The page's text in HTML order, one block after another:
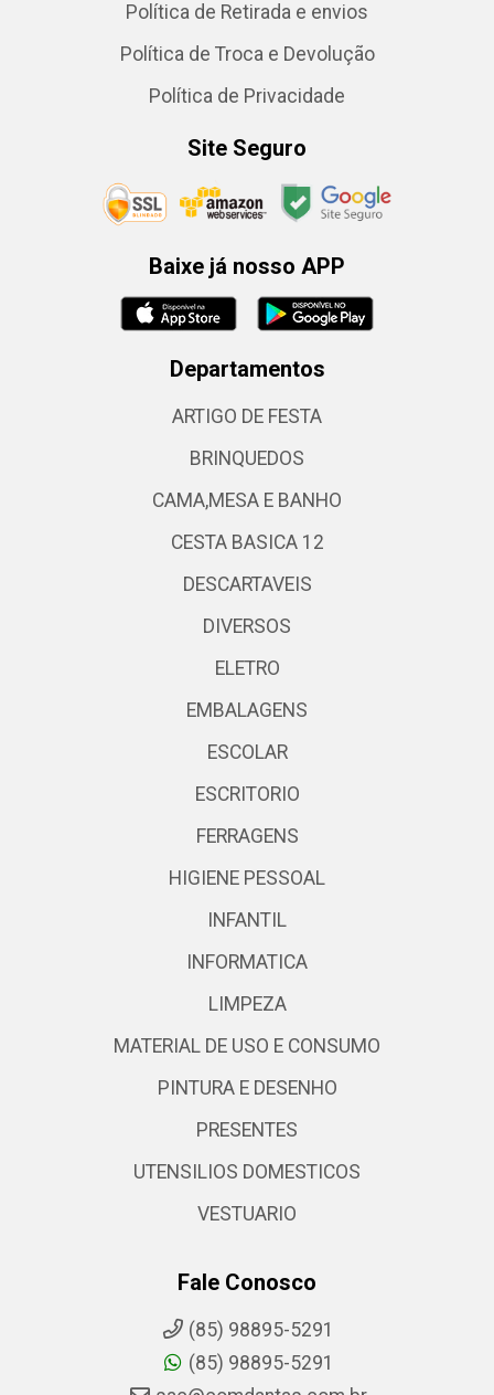
Política de Retirada e envios
Política de Troca e Devolução
Política de Privacidade
Site Seguro
Baixe já nosso APP
Departamentos
ARTIGO DE FESTA
BRINQUEDOS
CAMA,MESA E BANHO
CESTA BASICA 12
DESCARTAVEIS
DIVERSOS
ELETRO
EMBALAGENS
ESCOLAR
ESCRITORIO
FERRAGENS
HIGIENE PESSOAL
INFANTIL
INFORMATICA
LIMPEZA
MATERIAL DE USO E CONSUMO
PINTURA E DESENHO
PRESENTES
UTENSILIOS DOMESTICOS
VESTUARIO
Fale Conosco
(85) 98895-5291
(85) 98895-5291